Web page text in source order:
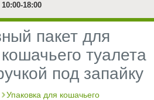
18:00
пакет для
туалета
под запайку
Упаковка для кошачьего